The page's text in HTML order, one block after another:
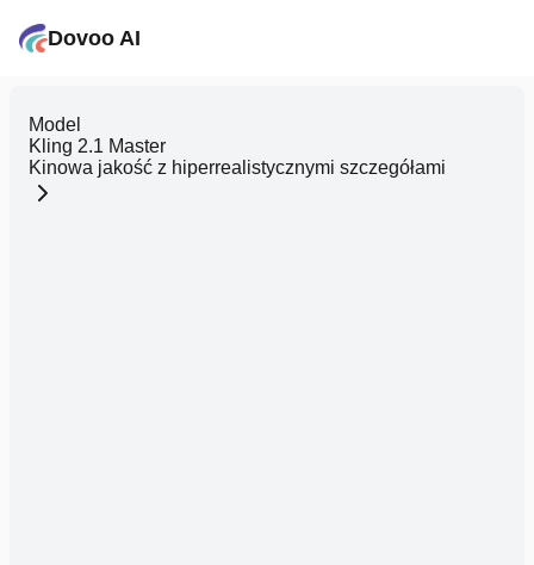
Dovoo AI
Model
Kling 2.1 Master
Kinowa jakość z hiperrealistycznymi szczegółami